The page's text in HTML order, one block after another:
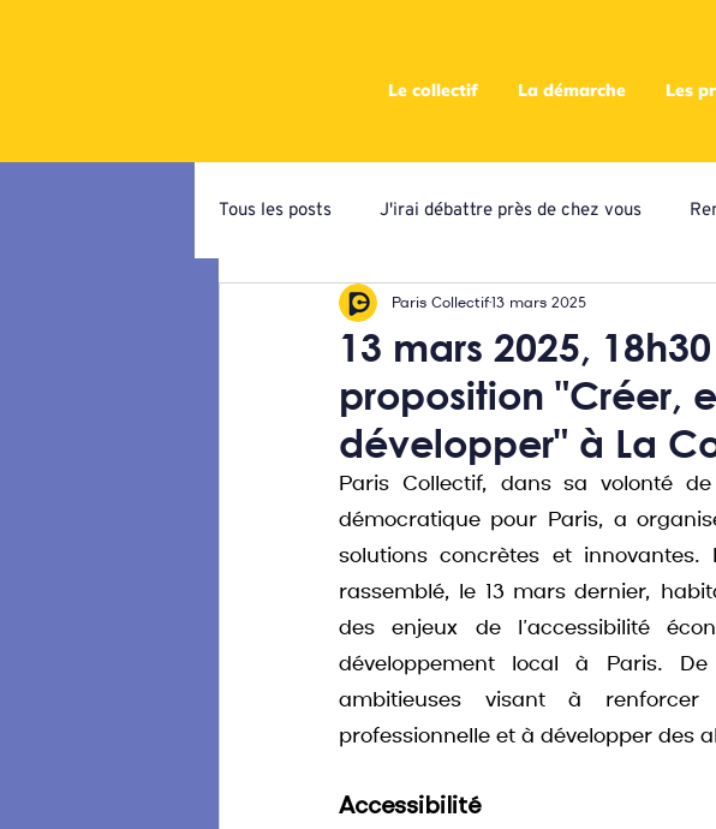
Le collectif La démarche Les
Tous les posts J'irai débattre près de chez vous
Campagne de priorisation Ateliers locaux de
Ateliers programmatiques Campagne citoyenne
13 mars 2025,
proposition "Créer,
développer" à La
Paris Collectif13 mars 2025
Paris Collectif, dans sa volonté
démocratique pour Paris, a
solutions concrètes et innovantes.
rassemblé, le 13 mars dernier,
des enjeux de l’accessibilité
développement local à Paris.
ambitieuses visant à renforcer
professionnelle et à développer des
Accessibilité